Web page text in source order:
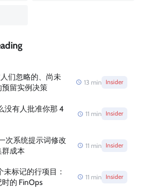
们忽略的、尚未
留实例决策
13 min Insider
没有人批准你那 4
11 min Insider
次系统提示词修改
成本
11 min Insider
未标记的行项目：
的 FinOps
11 min Insider